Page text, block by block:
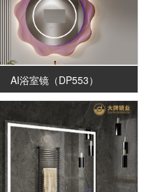
AI浴室镜（DP553）